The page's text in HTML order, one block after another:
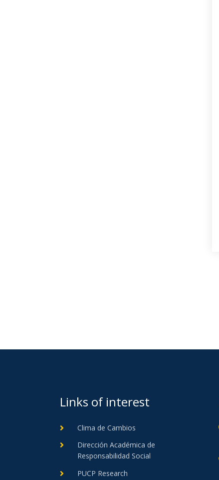
Links of interest
Clima de Cambios
Dirección Académica de
Responsabilidad Social
PUCP Research